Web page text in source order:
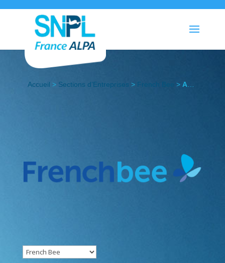
Accueil > Sections d’Entreprises > French Bee > Actualités